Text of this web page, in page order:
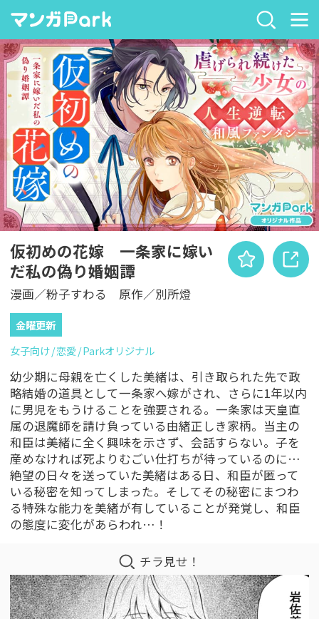
仮初めの花嫁 一条家に嫁い
だ私の偽り婚姻譚
漫画／粉子すわる 原作／別所燈
金曜更新
女子向け 恋愛 Parkオリジナル
幼少期に母親を亡くした美緒は、引き取られた先で政
略結婚の道具として一条家へ嫁がされ、さらに1年以内
に男児をもうけることを強要される。一条家は天皇直
属の退魔師を請け負っている由緒正しき家柄。当主の
和臣は美緒に全く興味を示さず、会話すらない。子を
産めなければ死よりむごい仕打ちが待っているのに…
絶望の日々を送っていた美緒はある日、和臣が匿って
いる秘密を知ってしまった。そしてその秘密にまつわ
る特殊な能力を美緒が有していることが発覚し、和臣
の態度に変化があらわれ…！
チラ見せ！